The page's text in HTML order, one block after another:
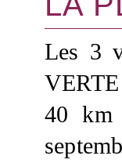
Les 3
40 km